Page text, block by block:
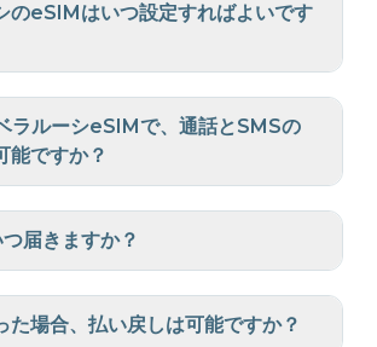
のeSIMはいつ設定すればよいです
ラルーシeSIMで、通話とSMSの
能ですか？
届きますか？
た場合、払い戻しは可能ですか？